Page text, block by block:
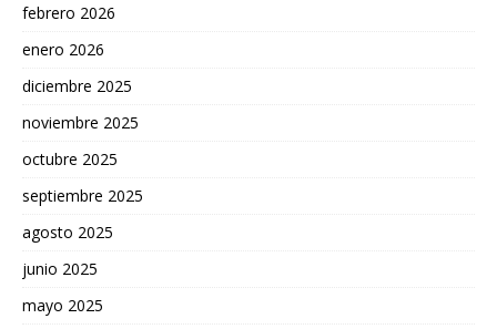
febrero 2026
enero 2026
diciembre 2025
noviembre 2025
octubre 2025
septiembre 2025
agosto 2025
junio 2025
mayo 2025